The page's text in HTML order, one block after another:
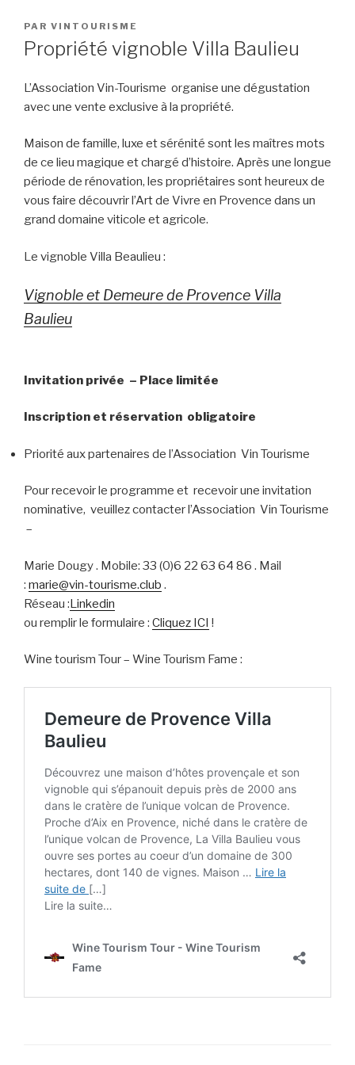
PUBLIÉ
LE
PAR VINTOURISME
Propriété vignoble Villa Baulieu
L’Association Vin-Tourisme organise une dégustation
avec une vente exclusive à la propriété.
Maison de famille, luxe et sérénité sont les maîtres mots
de ce lieu magique et chargé d’histoire. Après une longue
période de rénovation, les propriétaires sont heureux de
vous faire découvrir l’Art de Vivre en Provence dans un
grand domaine viticole et agricole.
Le vignoble Villa Beaulieu :
Vignoble et Demeure de Provence Villa
Baulieu
Invitation privée – Place limitée
Inscription et réservation obligatoire
Priorité aux partenaires de l’Association Vin Tourisme
Pour recevoir le programme et recevoir une invitation
nominative, veuillez contacter l’Association Vin Tourisme
–
Marie Dougy . Mobile: 33 (0)6 22 63 64 86 . Mail
: marie@vin-tourisme.club .
Réseau :Linkedin
ou remplir le formulaire : Cliquez ICI !
Wine tourism Tour – Wine Tourism Fame :